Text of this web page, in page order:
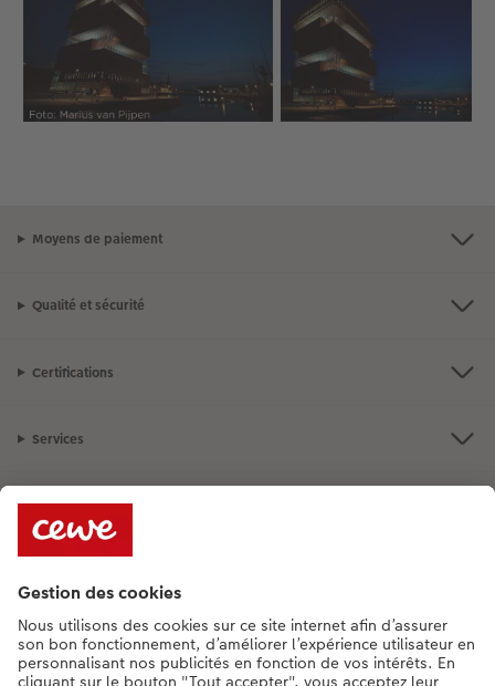
Moyens de paiement
Qualité et sécurité
Certifications
Services
Informations légales